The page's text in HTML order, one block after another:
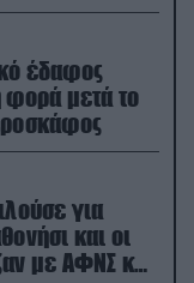
έδαφος
φορά μετά το
για
και οι
με ΑΦΝΣ και